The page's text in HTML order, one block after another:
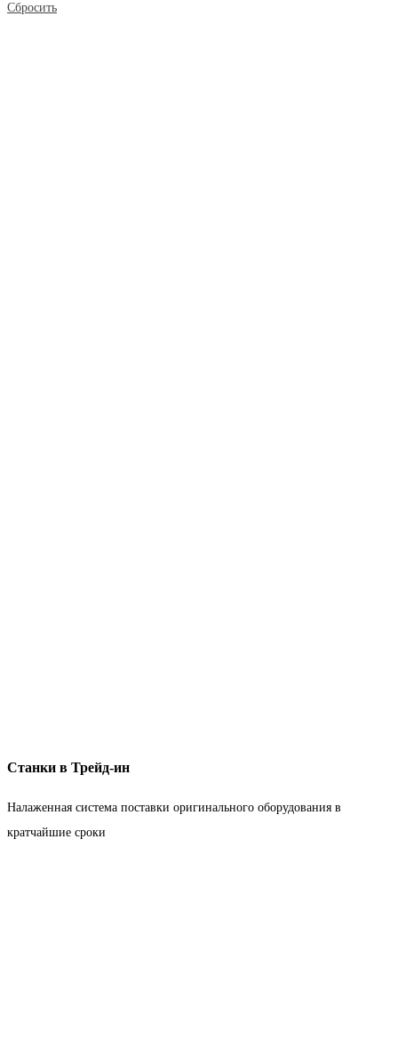
Сбросить
Станки в Трейд-ин
Налаженная система поставки оригинального оборудования в
кратчайшие сроки